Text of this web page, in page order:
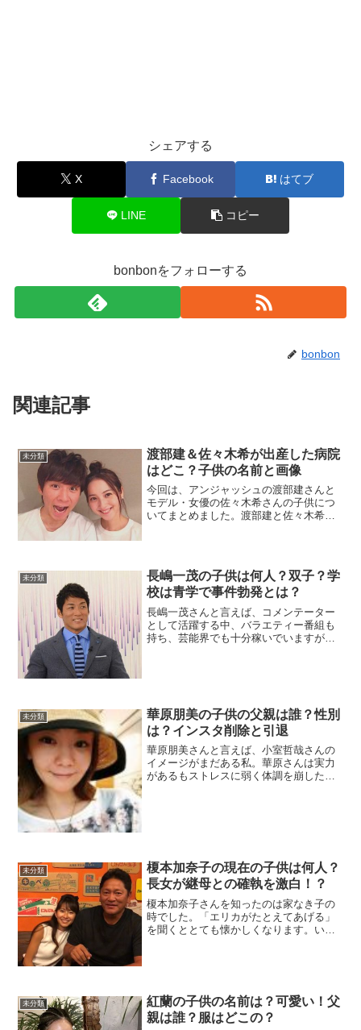
シェアする
X Facebook はてブ
LINE コピー
bonbonをフォローする
bonbon
関連記事
未分類
渡部建＆佐々木希が出産した病院
はどこ？子供の名前と画像
今回は、アンジャッシュの渡部建さんと
モデル・女優の佐々木希さんの子供につ
いてまとめました。渡部建と佐々木希が
ですね。「必ず長...
未分類
長嶋一茂の子供は何人？双子？学
校は青学で事件勃発とは？
長嶋一茂さんと言えば、コメンテーター
として活躍する中、バラエティー番組も
持ち、芸能界でも十分稼いでいますが、
未分類
華原朋美の子供の父親は誰？性別
は？インスタ削除と引退
華原朋美さんと言えば、小室哲哉さんの
イメージがまだある私。華原さんは実力
があるもストレスに弱く体調を崩した
未分類
榎本加奈子の現在の子供は何人？
長女が継母との確執を激白！？
榎本加奈子さんを知ったのは家なき子の
時でした。「エリカがたとえてあげる」
を聞くととても懐かしくなります。いじ
未分類
紅蘭の子供の名前は？可愛い！父
親は誰？服はどこの？